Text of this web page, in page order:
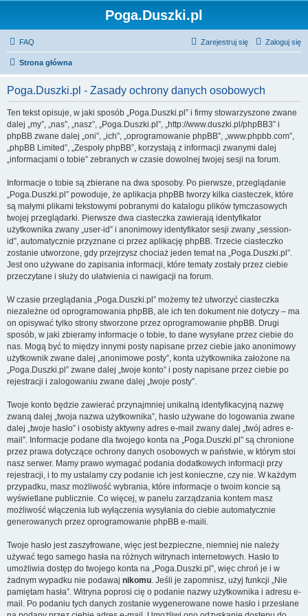
Poga.Duszki.pl
FAQ Zaloguj się
Zarejestruj się
Strona główna
Poga.Duszki.pl - Zasady ochrony danych osobowych
Ten tekst opisuje, w jaki sposób „Poga.Duszki.pl” i firmy stowarzyszone zwane
dalej „my”, „nas”, „nasz”, „Poga.Duszki.pl”, „http://www.duszki.pl/phpBB3” i
phpBB zwane dalej „oni”, „ich”, „oprogramowanie phpBB”, „www.phpbb.com”,
„phpBB Limited”, „Zespoły phpBB”, korzystają z informacji zwanymi dalej
„informacjami o tobie” zebranych w czasie dowolnej twojej sesji na forum.
Informacje o tobie są zbierane na dwa sposoby. Po pierwsze, przeglądanie
„Poga.Duszki.pl” powoduje, że aplikacja phpBB tworzy kilka ciasteczek, które
są małymi plikami tekstowymi pobranymi do katalogu plików tymczasowych
twojej przeglądarki. Pierwsze dwa ciasteczka zawierają identyfikator
użytkownika zwany „user-id” i anonimowy identyfikator sesji zwany „session-
id”, automatycznie przyznane ci przez aplikację phpBB. Trzecie ciasteczko
zostanie utworzone, gdy przejrzysz chociaż jeden temat na „Poga.Duszki.pl”.
Jest ono używane do zapisania informacji, które tematy zostały przez ciebie
przeczytane i służy do ułatwienia ci nawigacji na forum.
W czasie przeglądania „Poga.Duszki.pl” możemy też utworzyć ciasteczka
niezależne od oprogramowania phpBB, ale ich ten dokument nie dotyczy – ma
on opisywać tylko strony stworzone przez oprogramowanie phpBB. Drugi
sposób, w jaki zbieramy informacje o tobie, to dane wysyłane przez ciebie do
nas. Mogą być to między innymi posty napisane przez ciebie jako anonimowy
użytkownik zwane dalej „anonimowe posty”, konta użytkownika założone na
„Poga.Duszki.pl” zwane dalej „twoje konto” i posty napisane przez ciebie po
rejestracji i zalogowaniu zwane dalej „twoje posty”.
Twoje konto będzie zawierać przynajmniej unikalną identyfikacyjną nazwę
zwaną dalej „twoja nazwa użytkownika”, hasło używane do logowania zwane
dalej „twoje hasło” i osobisty aktywny adres e-mail zwany dalej „twój adres e-
mail”. Informacje podane dla twojego konta na „Poga.Duszki.pl” są chronione
przez prawa dotyczące ochrony danych osobowych w państwie, w którym stoi
nasz serwer. Mamy prawo wymagać podania dodatkowych informacji przy
rejestracji, i to my ustalamy czy podanie ich jest konieczne, czy nie. W każdym
przypadku, masz możliwość wybrania, które informacje o twoim koncie są
wyświetlane publicznie. Co więcej, w panelu zarządzania kontem masz
możliwość włączenia lub wyłączenia wysyłania do ciebie automatycznie
generowanych przez oprogramowanie phpBB e-maili.
Twoje hasło jest zaszyfrowane, więc jest bezpieczne, niemniej nie należy
używać tego samego hasła na różnych witrynach internetowych. Hasło to
umożliwia dostęp do twojego konta na „Poga.Duszki.pl”, więc chroń je i w
żadnym wypadku nie podawaj nikomu. Jeśli je zapomnisz, użyj funkcji „Nie
pamiętam hasła”. Witryna poprosi cię o podanie nazwy użytkownika i adresu e-
mail. Po podaniu tych danych zostanie wygenerowane nowe hasło i przesłane